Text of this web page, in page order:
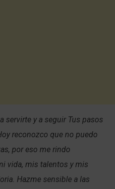
servirte y a seguir Tus pasos
reconozco que no puedo
por eso me rindo
vida, mis talentos y mis
Hazme sensible a las